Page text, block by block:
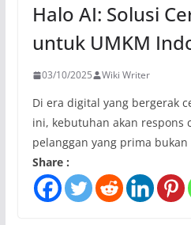
Halo AI: Solusi
untuk UMKM
03/10/2025 Wiki Writer
Di era digital yang bergerak
ini, kebutuhan akan respons
pelanggan yang prima bukan
Share :